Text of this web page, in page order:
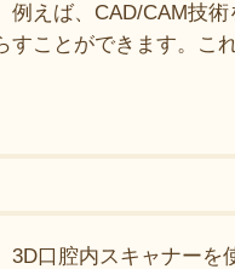
えば、CAD/CAM技術
ことができます。こ
口腔内スキャナーを